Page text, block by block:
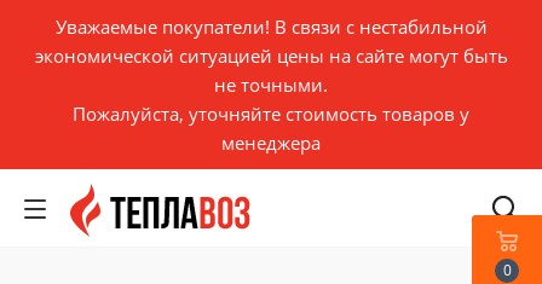
Уважаемые покупатели! В связи с нестабильной
экономической ситуацией цены на сайте могут быть
не точными.
Пожалуйста, уточняйте стоимость товаров у
менеджера
0